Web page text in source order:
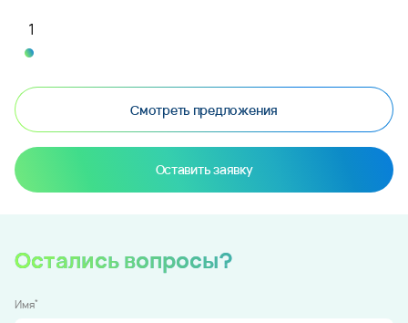
Смотреть предложения
Оставить заявку
Остались вопросы?
Имя*